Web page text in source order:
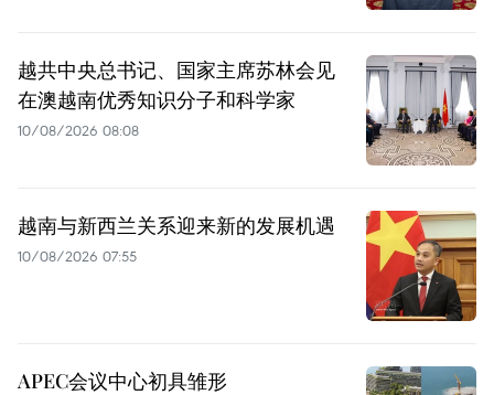
越共中央总书记、国家主席苏林会见
在澳越南优秀知识分子和科学家
10/08/2026 08:08
越南与新西兰关系迎来新的发展机遇
10/08/2026 07:55
APEC会议中心初具雏形